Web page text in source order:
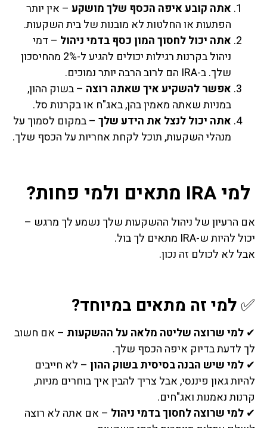
אתה קובע איפה הכסף שלך מושקע – אין יותר
הפתעות או החלטות לא מובנות של בית השקעות.
אתה יכול לחסוך המון כסף בדמי ניהול – דמי
ניהול בקרנות רגילות יכולים להגיע ל-2% מהחיסכון
שלך. ב-IRA הם לרוב הרבה יותר נמוכים.
אפשר להשקיע איך שאתה רוצה – בשוק ההון,
במניות שאתה מאמין בהן, באג"ח או בקרנות סל.
אתה יכול לנצל את הידע שלך – במקום לסמוך על
מנהלי השקעות, תוכל לקחת אחריות על הכסף שלך.
למי IRA מתאים ולמי פחות?
אם הרעיון של ניהול ההשקעות שלך נשמע לך מרגש –
יכול להיות ש-IRA מתאים לך בול.
אבל לא לכולם זה נכון.
✅למי זה מתאים במיוחד?
✔ למי שרוצה שליטה מלאה על ההשקעות – אם חשוב
לך לדעת בדיוק איפה הכסף שלך.
✔ למי שיש הבנה בסיסית בשוק ההון – לא חייבים
להיות גאון פיננסי, אבל צריך להבין איך בוחרים מניות,
קרנות נאמנות ואג"חים.
✔ למי שרוצה לחסוך בדמי ניהול – אם אתה לא רוצה